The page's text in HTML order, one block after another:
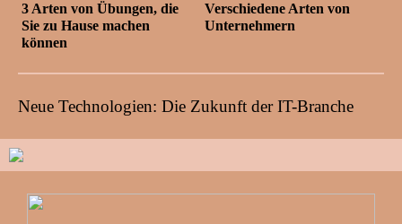
3 Arten von Übungen, die
Sie zu Hause machen
können
Verschiedene Arten von
Unternehmern
Neue Technologien: Die Zukunft der IT-Branche